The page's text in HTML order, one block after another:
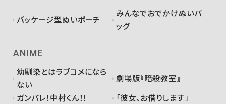
パッケージ型ぬいポーチ
みんなでおでかけぬいバ
ッグ
ANIME
幼馴染とはラブコメになら
ない
劇場版『暗殺教室』
ガンバレ！中村くん！！
「彼女、お借りします」